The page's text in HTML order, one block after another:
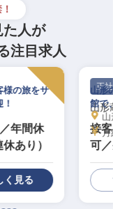
た人が
注目求人
年間休
あり）
様の旅をサ
く見る
正社
山形
接
可
山形
館で
月